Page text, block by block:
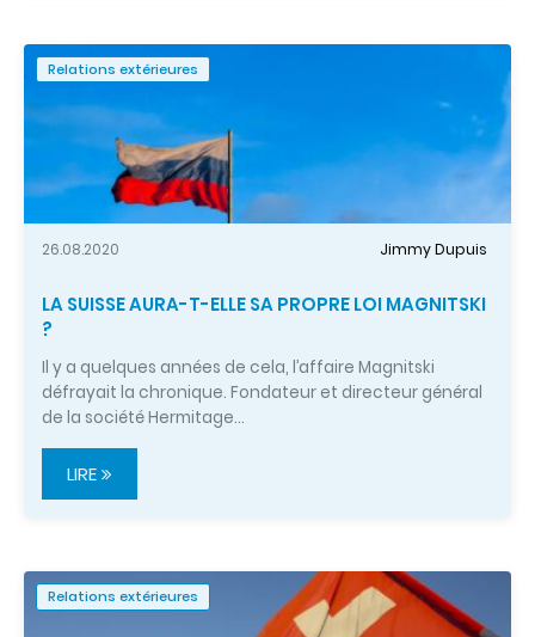
Relations extérieures
26.08.2020 Jimmy Dupuis
LA SUISSE AURA-T-ELLE SA PROPRE LOI MAGNITSKI
?
Il y a quelques années de cela, l’affaire Magnitski
défrayait la chronique. Fondateur et directeur général
de la société Hermitage…
LIRE
Relations extérieures